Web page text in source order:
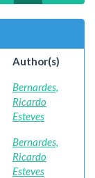
Author(s)
Bernardes,
Ricardo
Esteves
Bernardes,
Ricardo
Esteves